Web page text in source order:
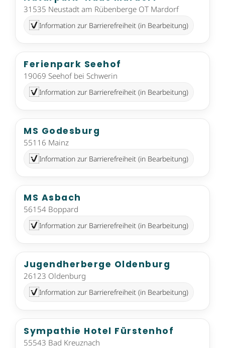
31535 Neustadt am Rübenberge OT Mardorf
Information zur Barrierefreiheit (in Bearbeitung)
Ferienpark Seehof
19069 Seehof bei Schwerin
Information zur Barrierefreiheit (in Bearbeitung)
MS Godesburg
55116 Mainz
Information zur Barrierefreiheit (in Bearbeitung)
MS Asbach
56154 Boppard
Information zur Barrierefreiheit (in Bearbeitung)
Jugendherberge Oldenburg
26123 Oldenburg
Information zur Barrierefreiheit (in Bearbeitung)
Sympathie Hotel Fürstenhof
55543 Bad Kreuznach